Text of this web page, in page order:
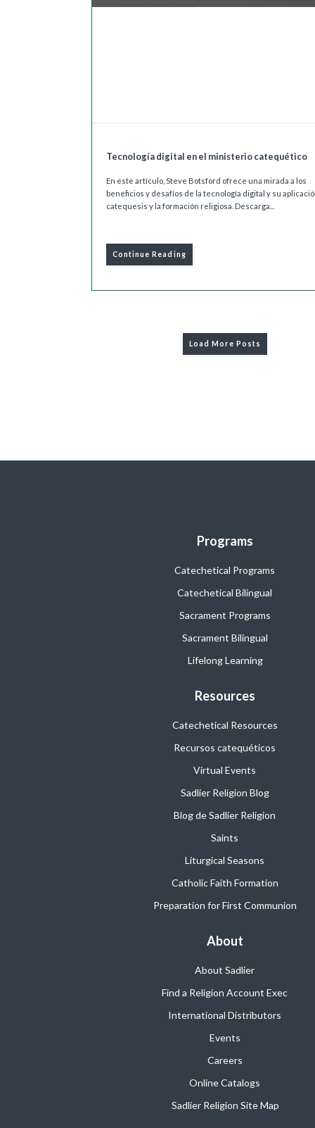
Tecnología digital en el ministerio catequético
En este artículo, Steve Botsford ofrece una mirada a los
beneficios y desafíos de la tecnología digital y su
catequesis y la formación religiosa. Descarga...
Continue Reading
Load More Posts
Programs
Catechetical Programs
Catechetical Bilingual
Sacrament Programs
Sacrament Bilingual
Lifelong Learning
Resources
Catechetical Resources
Recursos catequéticos
Virtual Events
Sadlier Religion Blog
Blog de Sadlier Religion
Saints
Liturgical Seasons
Catholic Faith Formation
Preparation for First Communion
About
About Sadlier
Find a Religion Account Exec
International Distributors
Events
Careers
Online Catalogs
Sadlier Religion Site Map